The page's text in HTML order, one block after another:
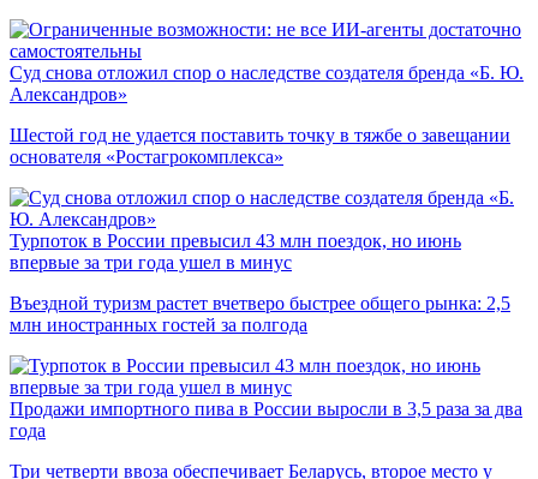
Суд снова отложил спор о наследстве создателя бренда «Б. Ю.
Александров»
Шестой год не удается поставить точку в тяжбе о завещании
основателя «Ростагрокомплекса»
Турпоток в России превысил 43 млн поездок, но июнь
впервые за три года ушел в минус
Въездной туризм растет вчетверо быстрее общего рынка: 2,5
млн иностранных гостей за полгода
Продажи импортного пива в России выросли в 3,5 раза за два
года
Три четверти ввоза обеспечивает Беларусь, второе место у